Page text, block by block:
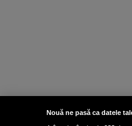
Nouă ne pasă ca datele